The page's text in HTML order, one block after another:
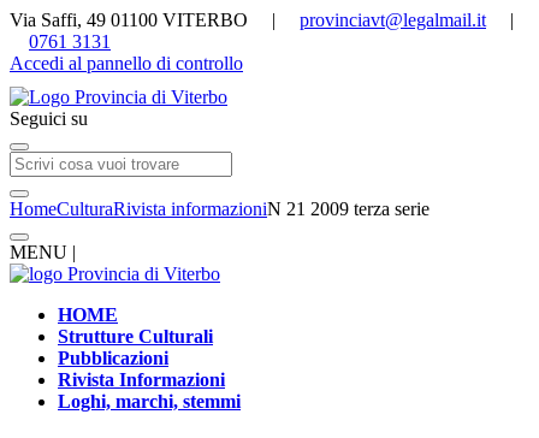
Via Saffi, 49 01100 VITERBO | provinciavt@legalmail.it |
0761 3131
Accedi al pannello di controllo
Seguici su
HomeCulturaRivista informazioniN 21 2009 terza serie
MENU |
HOME
Strutture Culturali
Pubblicazioni
Rivista Informazioni
Loghi, marchi, stemmi